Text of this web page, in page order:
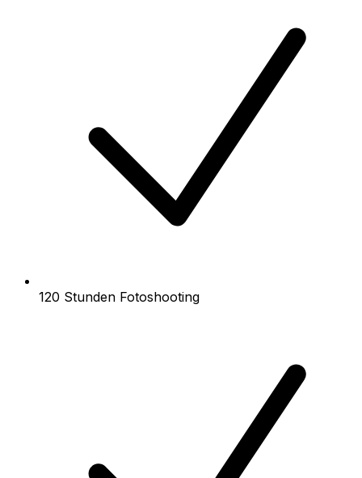
120 Stunden Fotoshooting